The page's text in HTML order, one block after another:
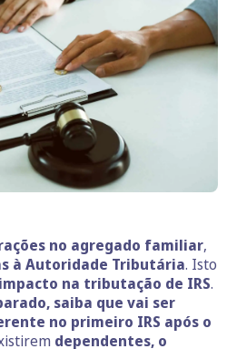
no agregado familiar,
à Autoridade Tributária. Isto
impacto na tributação de IRS.
saiba que vai ser
no primeiro IRS após o
dependentes, o